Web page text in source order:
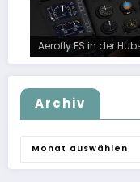
Aerofly FS in der
Archiv
Archiv